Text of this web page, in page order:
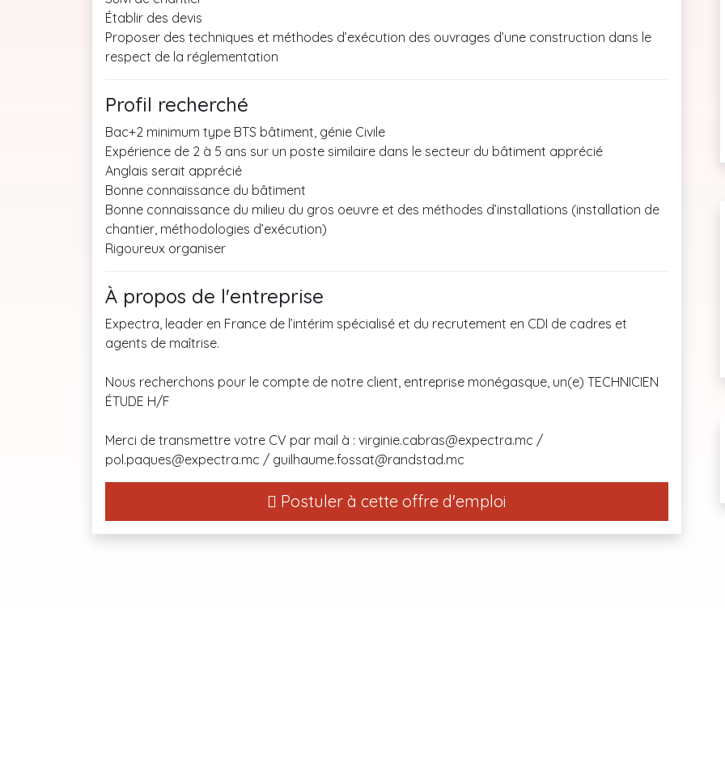
Établir des devis
Proposer des techniques et méthodes d’exécution des ouvrages d’une construction dans le
respect de la réglementation
Profil recherché
Bac+2 minimum type BTS bâtiment, génie Civile
Expérience de 2 à 5 ans sur un poste similaire dans le secteur du bâtiment apprécié
Anglais serait apprécié
Bonne connaissance du bâtiment
Bonne connaissance du milieu du gros oeuvre et des méthodes d’installations (installation de
chantier, méthodologies d’exécution)
Rigoureux organiser
À propos de l'entreprise
Expectra, leader en France de l’intérim spécialisé et du recrutement en CDI de cadres et
agents de maîtrise.
Nous recherchons pour le compte de notre client, entreprise monégasque, un(e) TECHNICIEN
ÉTUDE H/F
Merci de transmettre votre CV par mail à : virginie.cabras@expectra.mc /
pol.paques@expectra.mc / guilhaume.fossat@randstad.mc
Postuler à cette offre d'emploi